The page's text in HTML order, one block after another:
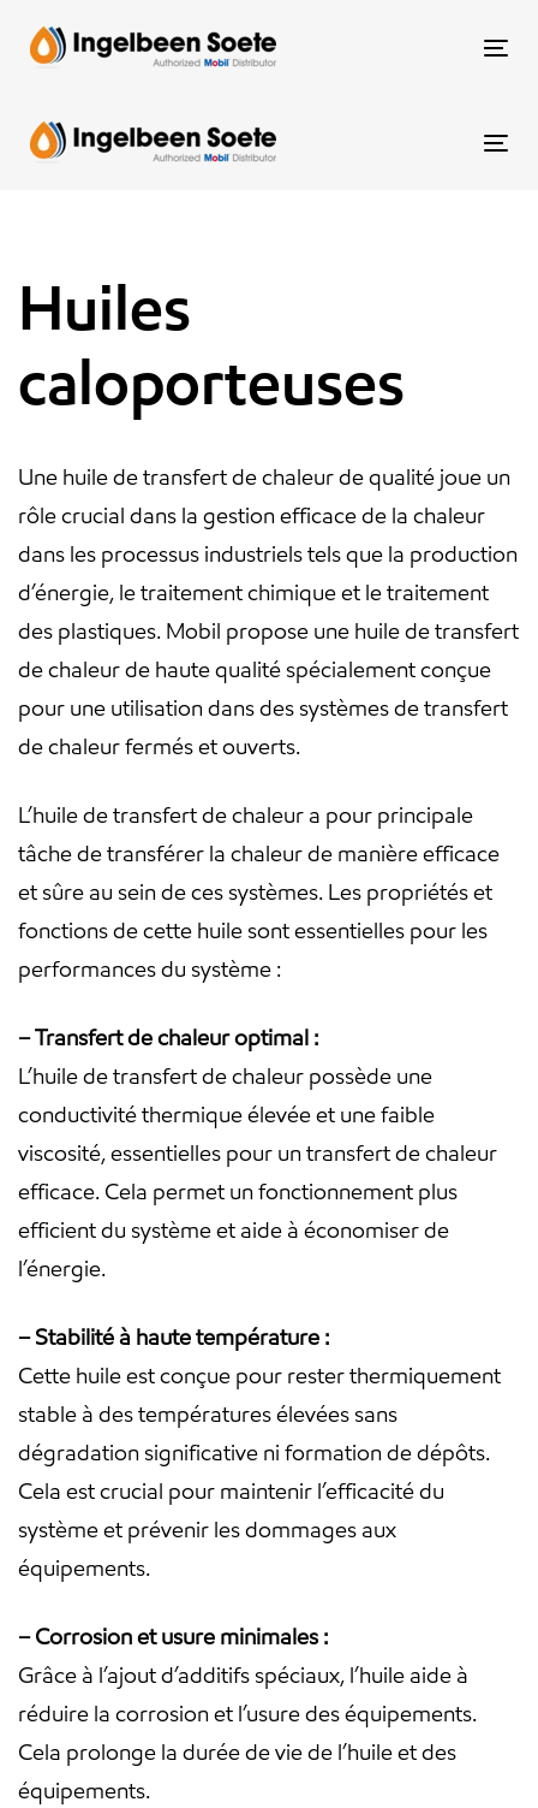
links
Huiles
caloporteuses
Une huile de transfert de chaleur de qualité joue un
rôle crucial dans la gestion efficace de la chaleur
dans les processus industriels tels que la production
d’énergie, le traitement chimique et le traitement
des plastiques. Mobil propose une huile de transfert
de chaleur de haute qualité spécialement conçue
pour une utilisation dans des systèmes de transfert
de chaleur fermés et ouverts.
L’huile de transfert de chaleur a pour principale
tâche de transférer la chaleur de manière efficace
et sûre au sein de ces systèmes. Les propriétés et
fonctions de cette huile sont essentielles pour les
performances du système :
– Transfert de chaleur optimal :
L’huile de transfert de chaleur possède une
conductivité thermique élevée et une faible
viscosité, essentielles pour un transfert de chaleur
efficace. Cela permet un fonctionnement plus
efficient du système et aide à économiser de
l’énergie.
– Stabilité à haute température :
Cette huile est conçue pour rester thermiquement
stable à des températures élevées sans
dégradation significative ni formation de dépôts.
Cela est crucial pour maintenir l’efficacité du
système et prévenir les dommages aux
équipements.
– Corrosion et usure minimales :
Grâce à l’ajout d’additifs spéciaux, l’huile aide à
réduire la corrosion et l’usure des équipements.
Cela prolonge la durée de vie de l’huile et des
équipements.